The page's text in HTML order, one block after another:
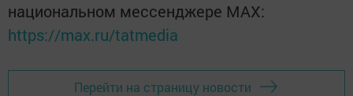
национальном мессенджере MАХ:
https://max.ru/tatmedia
Перейти на страницу новости